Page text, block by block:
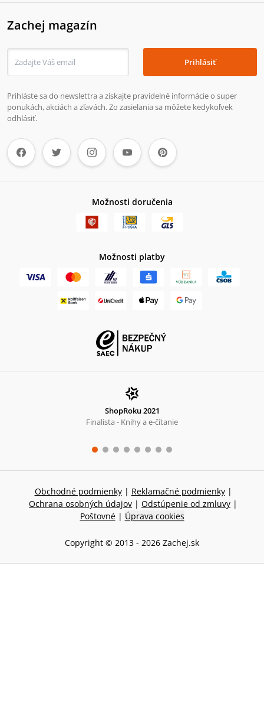
Zachej magazín
Prihlásiť
Prihláste sa do newslettra a získajte pravidelné informácie o super
ponukách, akciách a zľavách. Zo zasielania sa môžete kedykoľvek
odhlásiť.
Možnosti doručenia
Možnosti platby
ShopRoku 2021
Finalista - Knihy a e-čítanie
Obchodné podmienky | Reklamačné podmienky |
Ochrana osobných údajov | Odstúpenie od zmluvy |
Poštovné | Úprava cookies
Copyright © 2013 - 2026 Zachej.sk